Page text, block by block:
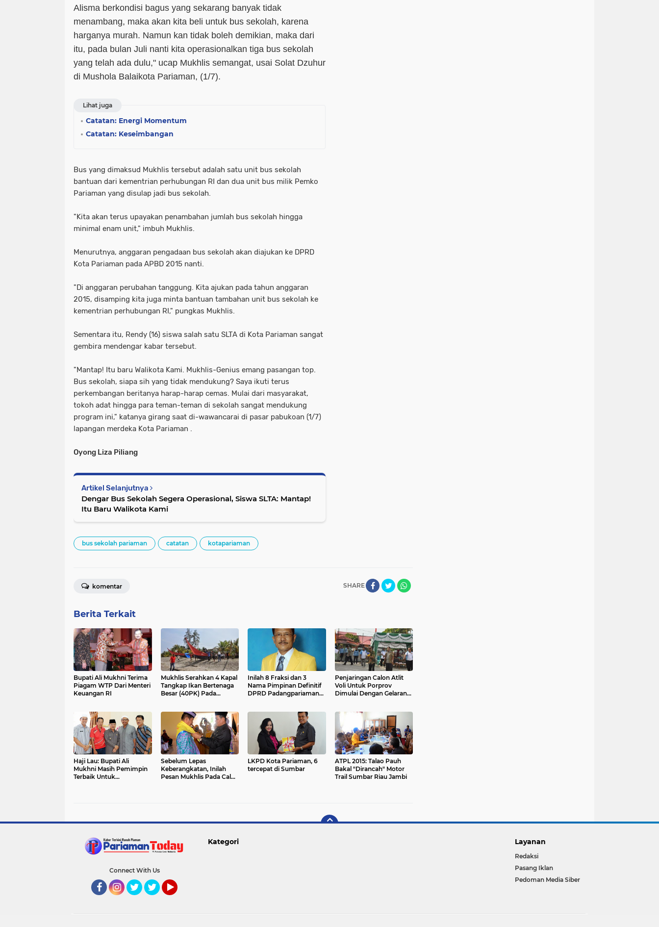
Alisma berkondisi bagus yang sekarang banyak tidak
menambang, maka akan kita beli untuk bus sekolah, karena
harganya murah. Namun kan tidak boleh demikian, maka dari
itu, pada bulan Juli nanti kita operasionalkan tiga bus sekolah
yang telah ada dulu," ucap Mukhlis semangat, usai Solat Dzuhur
di Mushola Balaikota Pariaman, (1/7).
Lihat juga
Catatan: Energi Momentum
Catatan: Keseimbangan
Bus yang dimaksud Mukhlis tersebut adalah satu unit bus sekolah
bantuan dari kementrian perhubungan RI dan dua unit bus milik Pemko
Pariaman yang disulap jadi bus sekolah.
"Kita akan terus upayakan penambahan jumlah bus sekolah hingga
minimal enam unit," imbuh Mukhlis.
Menurutnya, anggaran pengadaan bus sekolah akan diajukan ke DPRD
Kota Pariaman pada APBD 2015 nanti.
"Di anggaran perubahan tanggung. Kita ajukan pada tahun anggaran
2015, disamping kita juga minta bantuan tambahan unit bus sekolah ke
kementrian perhubungan RI," pungkas Mukhlis.
Sementara itu, Rendy (16) siswa salah satu SLTA di Kota Pariaman sangat
gembira mendengar kabar tersebut.
"Mantap! Itu baru Walikota Kami. Mukhlis-Genius emang pasangan top.
Bus sekolah, siapa sih yang tidak mendukung? Saya ikuti terus
perkembangan beritanya harap-harap cemas. Mulai dari masyarakat,
tokoh adat hingga para teman-teman di sekolah sangat mendukung
program ini," katanya girang saat di-wawancarai di pasar pabukoan (1/7)
lapangan merdeka Kota Pariaman .
Oyong Liza Piliang
Artikel Selanjutnya
Dengar Bus Sekolah Segera Operasional, Siswa SLTA: Mantap!
Itu Baru Walikota Kami
bus sekolah pariaman catatan kotapariaman
SHARE
komentar
Berita Terkait
Bupati Ali Mukhni Terima
Piagam WTP Dari Menteri
Keuangan RI
Mukhlis Serahkan 4 Kapal
Tangkap Ikan Bertenaga
Besar (40PK) Pada
Inilah 8 Fraksi dan 3
Nama Pimpinan Definitif
DPRD Padangpariaman
Penjaringan Calon Atlit
Voli Untuk Porprov
Dimulai Dengan Gelaran
Haji Lau: Bupati Ali
Mukhni Masih Pemimpin
Terbaik Untuk
Sebelum Lepas
Keberangkatan, Inilah
Pesan Mukhlis Pada Calon
LKPD Kota Pariaman, 6
tercepat di Sumbar
ATPL 2015: Talao Pauh
Bakal "Dirancah" Motor
Trail Sumbar Riau Jambi
Connect With Us
Kategori Layanan
Redaksi
Pasang Iklan
Pedoman Media Siber